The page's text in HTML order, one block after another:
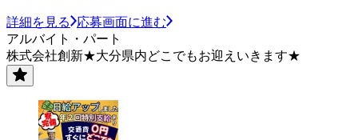
詳細を見る
応募画面に進む
アルバイト・パート
株式会社創新★大分県内どこでもお迎えいきます★